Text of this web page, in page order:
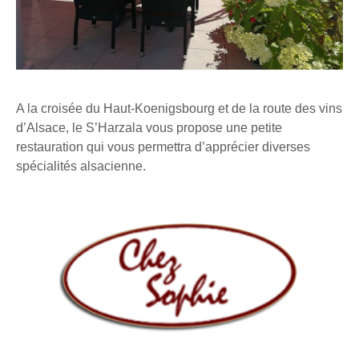
A la croisée du Haut-Koenigsbourg et de la route des vins
d’Alsace, le S’Harzala vous propose une petite
restauration qui vous permettra d’apprécier diverses
spécialités alsacienne.